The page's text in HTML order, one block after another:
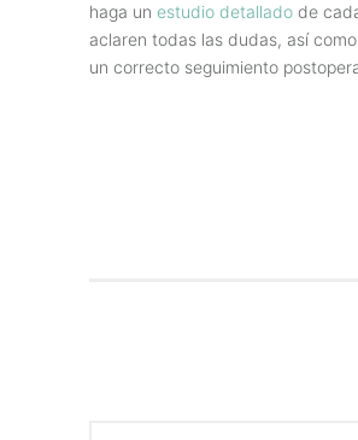
haga un estudio detallado de
aclaren todas las dudas, así
un correcto seguimiento